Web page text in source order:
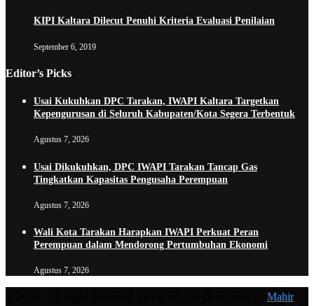
KIPI Kaltara Dilecut Penuhi Kriteria Evaluasi Penilaian
September 6, 2019
Editor’s Picks
Usai Kukuhkan DPC Tarakan, IWAPI Kaltara Targetkan
Kepengurusan di Seluruh Kabupaten/Kota Segera Terbentuk
Agustus 7, 2026
Usai Dikukuhkan, DPC IWAPI Tarakan Tancap Gas
Tingkatkan Kapasitas Pengusaha Perempuan
Agustus 7, 2026
Wali Kota Tarakan Harapkan IWAPI Perkuat Peran
Perempuan dalam Mendorong Pertumbuhan Ekonomi
Agustus 7, 2026
Mahir